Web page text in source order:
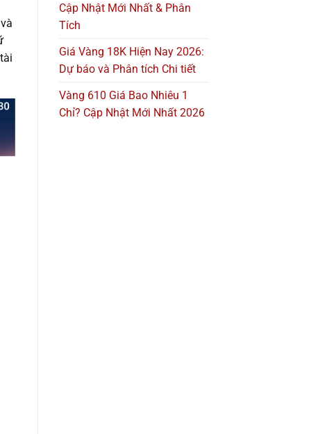
Cập Nhật Mới Nhất & Phân
Tích
Giá Vàng 18K Hiện Nay 2026:
Dự báo và Phân tích Chi tiết
Vàng 610 Giá Bao Nhiêu 1
Chỉ? Cập Nhật Mới Nhất 2026